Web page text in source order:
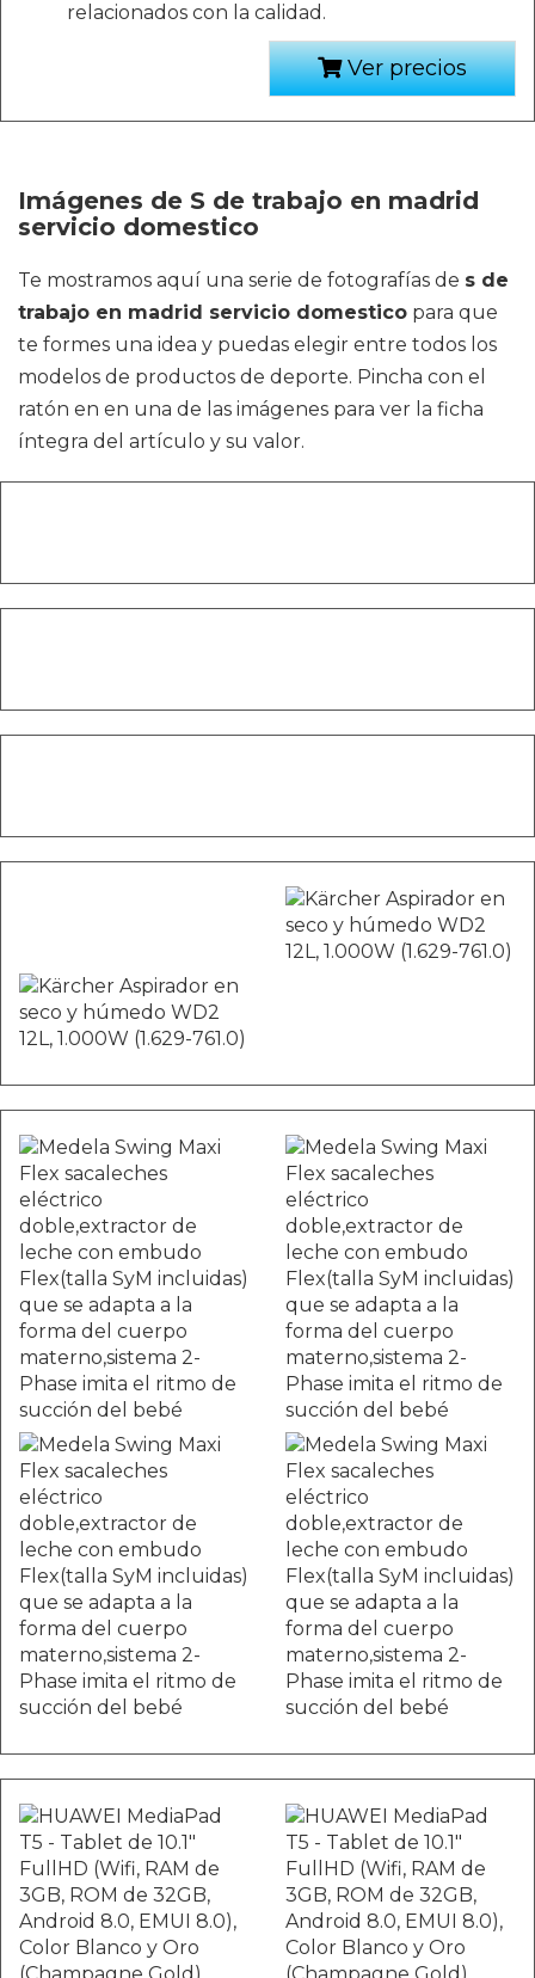
relacionados con la calidad.
Ver precios
Imágenes de S de trabajo en madrid
servicio domestico
Te mostramos aquí una serie de fotografías de s de
trabajo en madrid servicio domestico para que
te formes una idea y puedas elegir entre todos los
modelos de productos de deporte. Pincha con el
ratón en en una de las imágenes para ver la ficha
íntegra del artículo y su valor.